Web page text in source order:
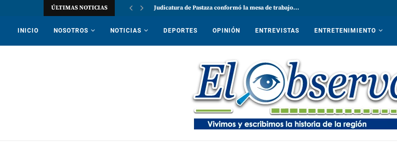
ÚLTIMAS NOTICIAS Judicatura de Pastaza conformó la mesa de trabajo...
INICIO NOSOTROS NOTICIAS DEPORTES OPINIÓN ENTREVISTAS ENTRETENIMIENTO